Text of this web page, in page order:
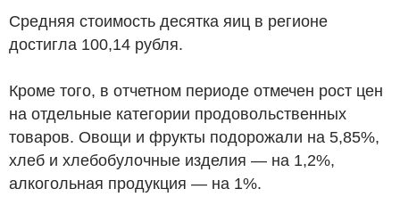
Средняя стоимость десятка яиц в регионе
достигла 100,14 рубля.
Кроме того, в отчетном периоде отмечен рост цен
на отдельные категории продовольственных
товаров. Овощи и фрукты подорожали на 5,85%,
хлеб и хлебобулочные изделия — на 1,2%,
алкогольная продукция — на 1%.